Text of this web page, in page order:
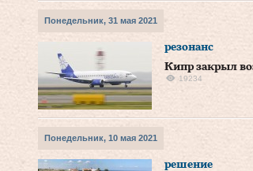
Понедельник, 31 мая 2021
резонанс
Кипр закрыл
19234
Понедельник, 10 мая 2021
решение